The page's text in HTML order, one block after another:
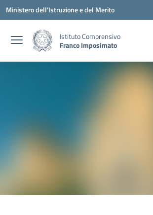
Vai ai contenuti
Vai al menu di navigazione
Vai al footer
Ministero dell'Istruzione e del Merito
Istituto Comprensivo
Franco Imposimato